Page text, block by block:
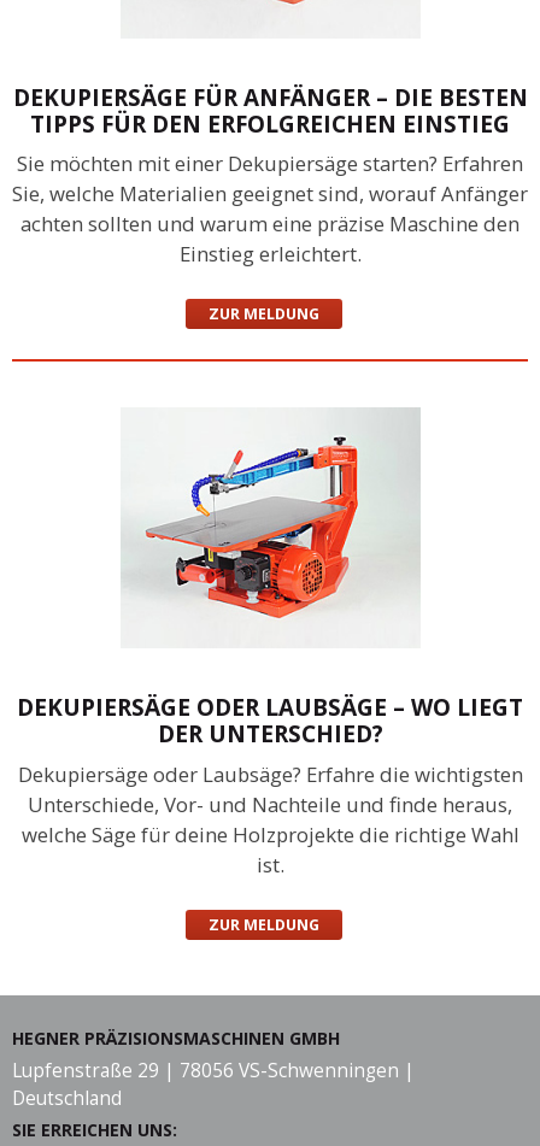
DEKUPIERSÄGE FÜR ANFÄNGER – DIE BESTEN
TIPPS FÜR DEN ERFOLGREICHEN EINSTIEG
Sie möchten mit einer Dekupiersäge starten? Erfahren
Sie, welche Materialien geeignet sind, worauf Anfänger
achten sollten und warum eine präzise Maschine den
Einstieg erleichtert.
ZUR MELDUNG
DEKUPIERSÄGE ODER LAUBSÄGE – WO LIEGT
DER UNTERSCHIED?
Dekupiersäge oder Laubsäge? Erfahre die wichtigsten
Unterschiede, Vor- und Nachteile und finde heraus,
welche Säge für deine Holzprojekte die richtige Wahl
ist.
ZUR MELDUNG
HEGNER PRÄZISIONSMASCHINEN GMBH
Lupfenstraße 29 | 78056 VS-Schwenningen |
Deutschland
SIE ERREICHEN UNS: